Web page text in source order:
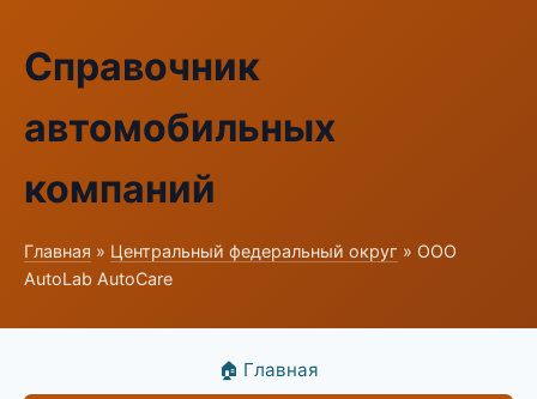
Справочник
автомобильных
компаний
Главная » Центральный федеральный округ » ООО
AutoLab AutoCare
🏠 Главная